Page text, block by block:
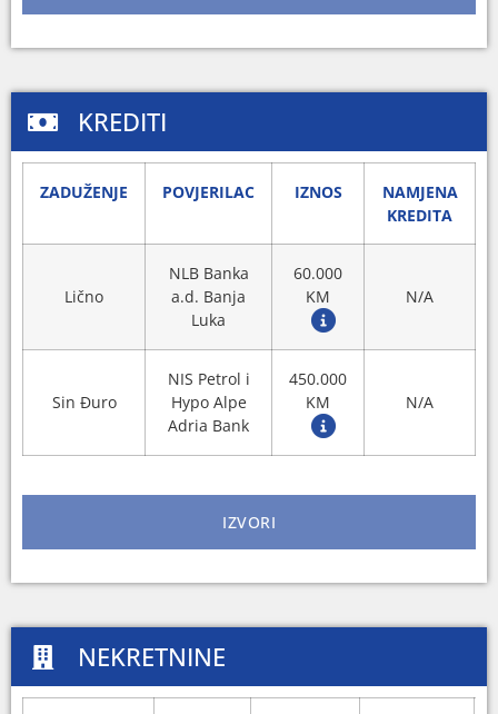
KREDITI
ZADUŽENJE POVJERILAC IZNOS
NAMJENA
KREDITA
Lično
NLB Banka
a.d. Banja
Luka
60.000
KM
N/A
Sin Đuro
NIS Petrol i
Hypo Alpe
Adria Bank
450.000
KM
N/A
IZVORI
NEKRETNINE